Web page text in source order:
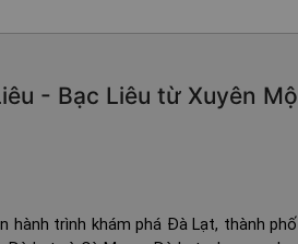
- Bạc Liêu từ Xuyên
hành trình khám phá Đà Lạt, thành